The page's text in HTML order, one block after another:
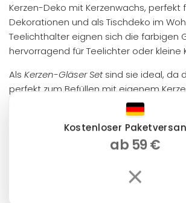
Kerzen-Deko mit Kerzenwachs, perfekt
Dekorationen und als Tischdeko im
Teelichthalter eignen sich die farbigen
hervorragend für Teelichter oder kleine
Als Kerzen-Gläser Setsind sie ideal, da
perfekt zum Befüllen mit eigenem
Durchmesser oben: 6 cm
Kostenloser
ab 59 €
×